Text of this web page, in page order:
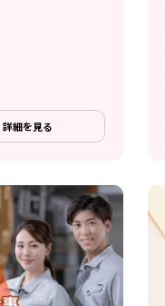
詳細を見る